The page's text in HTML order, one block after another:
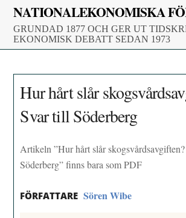
Skip
content
NATIONALEKONOMISKA
GRUNDAD 1877 OCH GER UT
EKONOMISK DEBATT SEDAN 1973
Hur hårt slår
Svar till Söderberg
Artikeln ”Hur hårt slår
Söderberg” finns bara som PDF
FÖRFATTARE Sören Wibe